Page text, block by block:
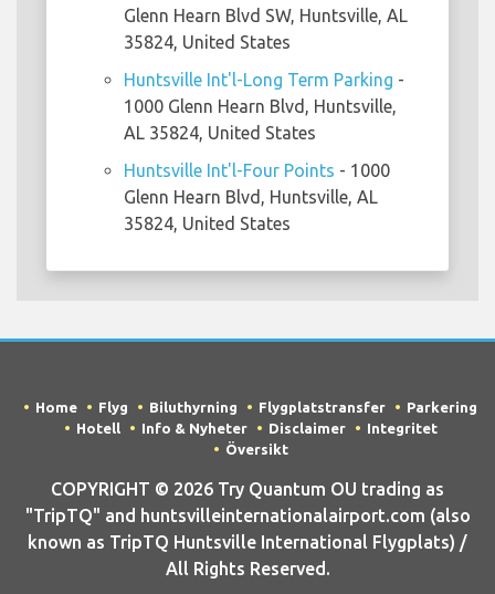
Glenn Hearn Blvd SW, Huntsville, AL
35824, United States
Huntsville Int'l-Long Term Parking -
1000 Glenn Hearn Blvd, Huntsville,
AL 35824, United States
Huntsville Int'l-Four Points - 1000
Glenn Hearn Blvd, Huntsville, AL
35824, United States
Home Flyg Biluthyrning Flygplatstransfer
Parkering
Hotell
Info & Nyheter Disclaimer
Integritet
Översikt
COPYRIGHT © 2026 Try Quantum OU trading as
"TripTQ" and huntsvilleinternationalairport.com (also
known as TripTQ Huntsville International Flygplats) /
All Rights Reserved.